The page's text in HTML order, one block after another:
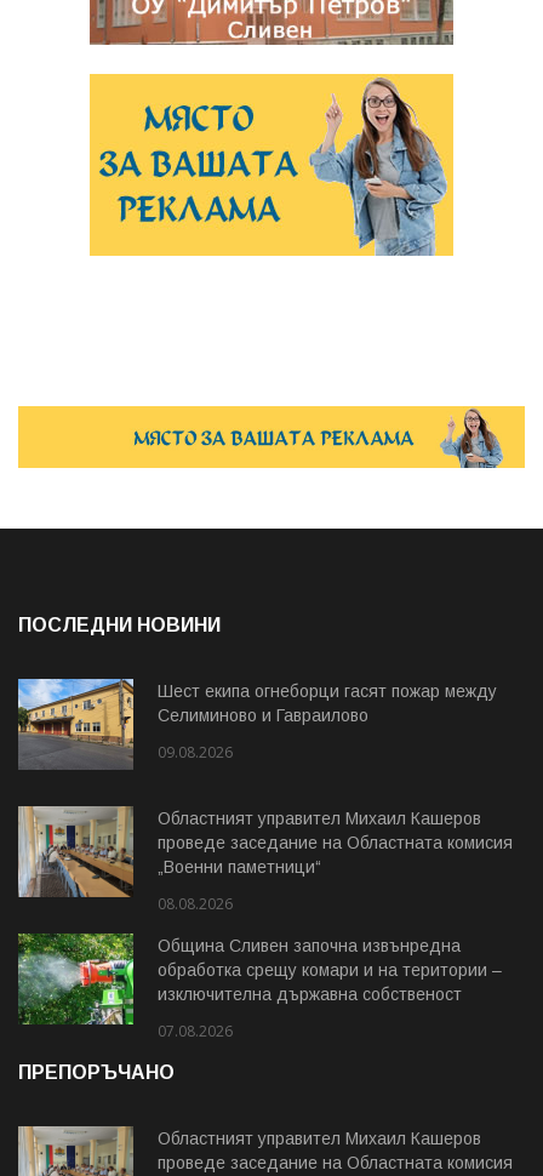
ПОСЛЕДНИ НОВИНИ
Шест екипа огнеборци гасят пожар между
Селиминово и Гавраилово
09.08.2026
Областният управител Михаил Кашеров
проведе заседание на Областната комисия
„Военни паметници“
08.08.2026
Община Сливен започна извънредна
обработка срещу комари и на територии –
изключителна държавна собственост
07.08.2026
ПРЕПОРЪЧАНО
Областният управител Михаил Кашеров
проведе заседание на Областната комисия